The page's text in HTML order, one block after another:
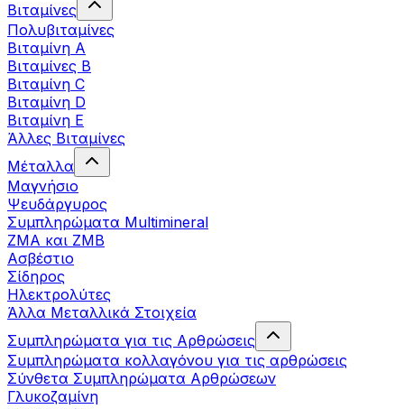
Βιταμίνες
Πολυβιταμίνες
Βιταμίνη Α
Βιταμίνες Β
Βιταμίνη C
Βιταμίνη D
Βιταμίνη Ε
Άλλες Βιταμίνες
Μέταλλα
Μαγνήσιο
Ψευδάργυρος
Συμπληρώματα Multimineral
ZMA και ZMB
Ασβέστιο
Σίδηρος
Ηλεκτρολύτες
Άλλα Mεταλλικά Στοιχεία
Συμπληρώματα για τις Αρθρώσεις
Συμπληρώματα κολλαγόνου για τις αρθρώσεις
Σύνθετα Συμπληρώματα Αρθρώσεων
Γλυκοζαμίνη